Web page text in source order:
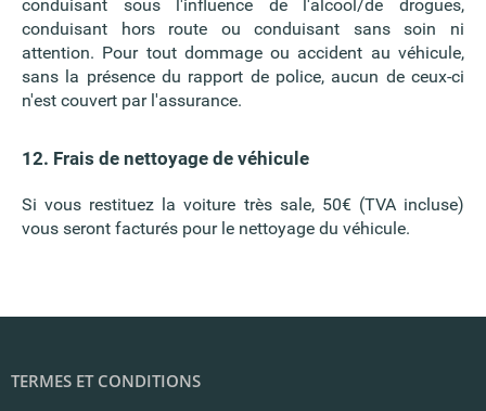
conduisant sous l'influence de l'alcool/de drogues,
conduisant hors route ou conduisant sans soin ni
attention. Pour tout dommage ou accident au véhicule,
sans la présence du rapport de police, aucun de ceux-ci
n'est couvert par l'assurance.
12. Frais de nettoyage de véhicule
Si vous restituez la voiture très sale, 50€ (TVA incluse)
vous seront facturés pour le nettoyage du véhicule.
TERMES ET CONDITIONS